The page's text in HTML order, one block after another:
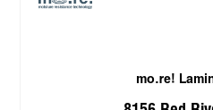
mo.re!